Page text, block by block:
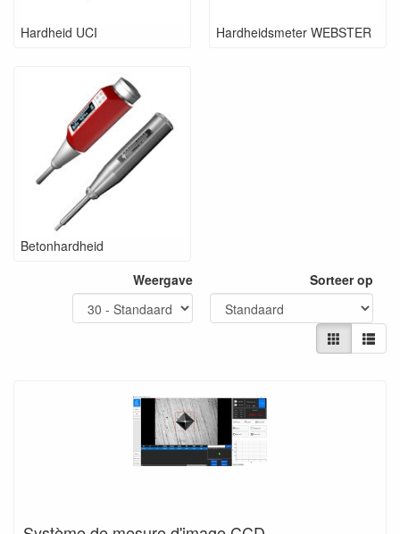
Hardheid UCI Hardheidsmeter WEBSTER
Betonhardheid
Weergave
Sorteer op